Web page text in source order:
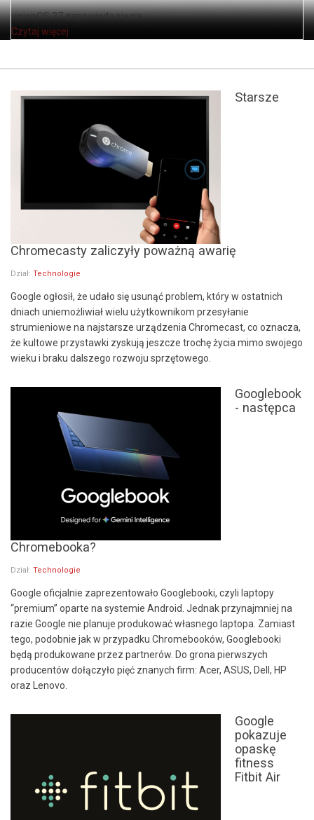
visionOS 27 zapowiada się na ...
Czytaj więcej
Starsze
Chromecasty zaliczyły poważną awarię
Dział: Technologie
Google ogłosił, że udało się usunąć problem, który w ostatnich
dniach uniemożliwiał wielu użytkownikom przesyłanie
strumieniowe na najstarsze urządzenia Chromecast, co oznacza,
że kultowe przystawki zyskują jeszcze trochę życia mimo swojego
wieku i braku dalszego rozwoju sprzętowego.
Googlebook
- następca
Chromebooka?
Dział: Technologie
Google oficjalnie zaprezentowało Googlebooki, czyli laptopy
“premium” oparte na systemie Android. Jednak przynajmniej na
razie Google nie planuje produkować własnego laptopa. Zamiast
tego, podobnie jak w przypadku Chromebooków, Googlebooki
będą produkowane przez partnerów. Do grona pierwszych
producentów dołączyło pięć znanych firm: Acer, ASUS, Dell, HP
oraz Lenovo.
Google
pokazuje
opaskę
fitness
Fitbit Air